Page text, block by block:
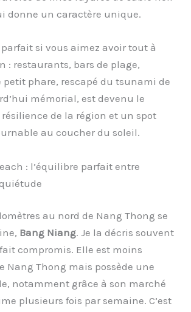
donne un caractère unique.
parfait si vous aimez avoir tout à
: restaurants, bars de plage,
petit phare, rescapé du tsunami de
mémorial, est devenu le
de la région et un spot
au coucher du soleil.
: l’équilibre parfait entre
au nord de Nang Thong se
Bang Niang. Je la décris souvent
compromis. Elle est moins
Nang Thong mais possède une
notamment grâce à son marché
plusieurs fois par semaine. C’est